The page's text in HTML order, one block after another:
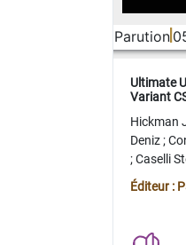
Parution
Ultimate
Variant
Hickman
Deniz;
;Caselli
Juan
Éditeur :